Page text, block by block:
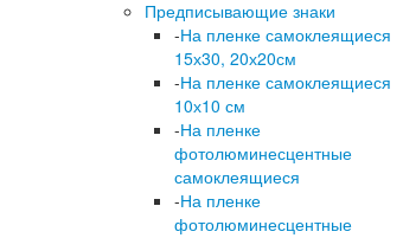
Предписывающие знаки
-На пленке самоклеящиеся
15х30, 20х20см
-На пленке самоклеящиеся
10х10 см
-На пленке
фотолюминесцентные
самоклеящиеся
-На пленке
фотолюминесцентные